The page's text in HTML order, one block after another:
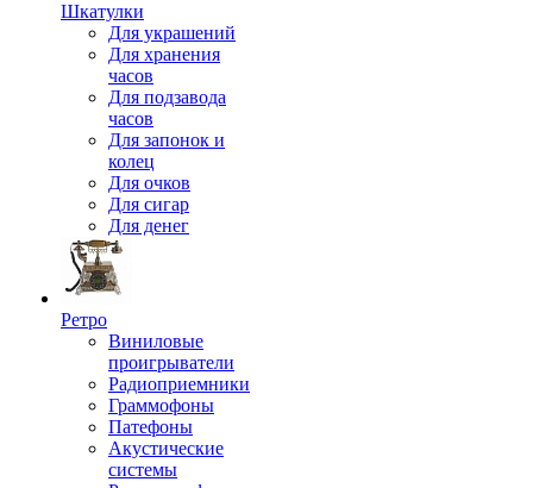
Шкатулки
Для украшений
Для хранения
часов
Для подзавода
часов
Для запонок и
колец
Для очков
Для сигар
Для денег
Ретро
Виниловые
проигрыватели
Радиоприемники
Граммофоны
Патефоны
Акустические
системы